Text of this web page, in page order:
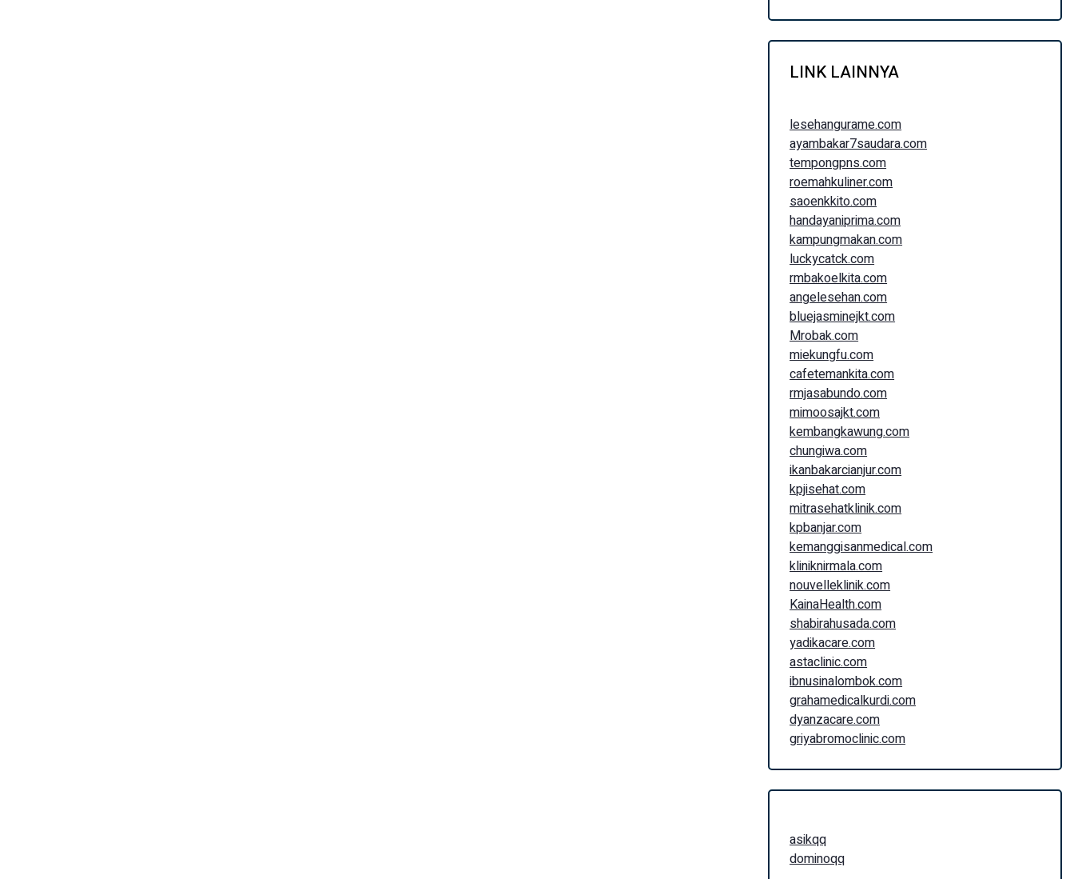
LINK LAINNYA
lesehangurame.com
ayambakar7saudara.com
tempongpns.com
roemahkuliner.com
saoenkkito.com
handayaniprima.com
kampungmakan.com
luckycatck.com
rmbakoelkita.com
angelesehan.com
bluejasminejkt.com
Mrobak.com
miekungfu.com
cafetemankita.com
rmjasabundo.com
mimoosajkt.com
kembangkawung.com
chungiwa.com
ikanbakarcianjur.com
kpjisehat.com
mitrasehatklinik.com
kpbanjar.com
kemanggisanmedical.com
kliniknirmala.com
nouvelleklinik.com
KainaHealth.com
shabirahusada.com
yadikacare.com
astaclinic.com
ibnusinalombok.com
grahamedicalkurdi.com
dyanzacare.com
griyabromoclinic.com
asikqq
dominoqq